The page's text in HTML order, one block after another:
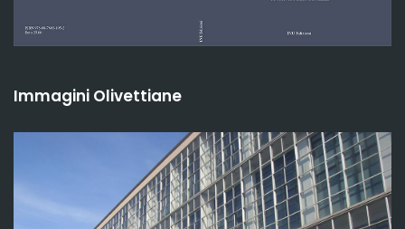
Immagini Olivettiane